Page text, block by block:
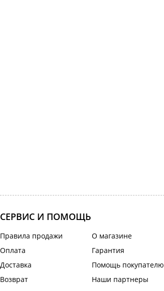
СЕРВИС И ПОМОЩЬ
Правила продажи
Оплата
Доставка
Возврат
О магазине
Гарантия
Помощь покупателю
Наши партнеры